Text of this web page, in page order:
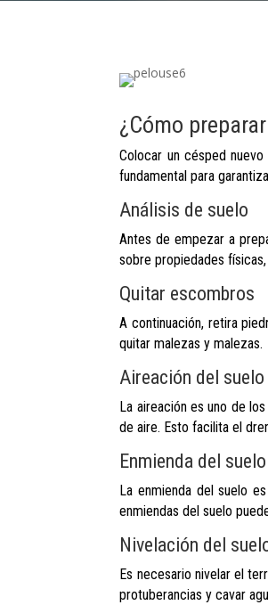
¿Cómo
Colocar un césped
fundamental para
Análisis de suelo
Antes de empezar a
sobre propiedades
Quitar escombros
A continuación, retira
quitar malezas y malezas.
Aireación del suelo
La aireación es uno de
de aire. Esto facilita el
Enmienda del suelo
La enmienda del suelo
enmiendas del suelo
Nivelación del
Es necesario nivelar el
protuberancias y cavar